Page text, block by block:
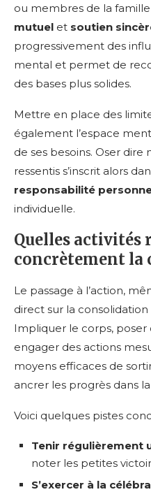
ou membres de la
mutuel et soutien
progressivement des
mental et permet de
des bases plus solides.
Mettre en place des
également l’espace
de ses besoins. Oser dire
ressentis s’inscrit alors
responsabilité
individuelle.
Quelles activités
concrètement la
Le passage à l’action,
direct sur la consolidation
Impliquer le corps, poser
engager des actions
moyens efficaces de
ancrer les progrès dans
Voici quelques pistes
Tenir régulièrement
noter les petites
S’exercer à la